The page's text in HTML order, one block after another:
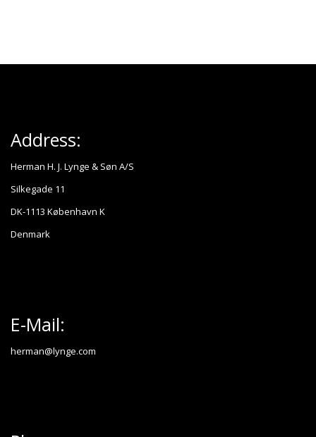
Address:
Herman H. J. Lynge & Søn A/S
Silkegade 11
DK-1113 København K
Denmark
E-Mail:
herman@lynge.com